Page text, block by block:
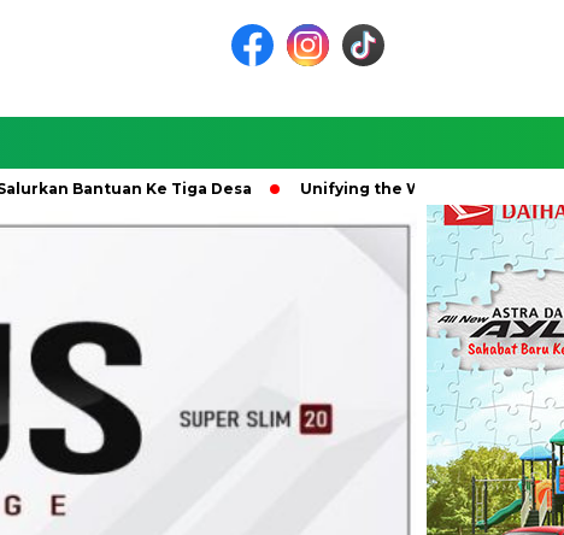
Bantuan Ke Tiga Desa Unifying the World Through